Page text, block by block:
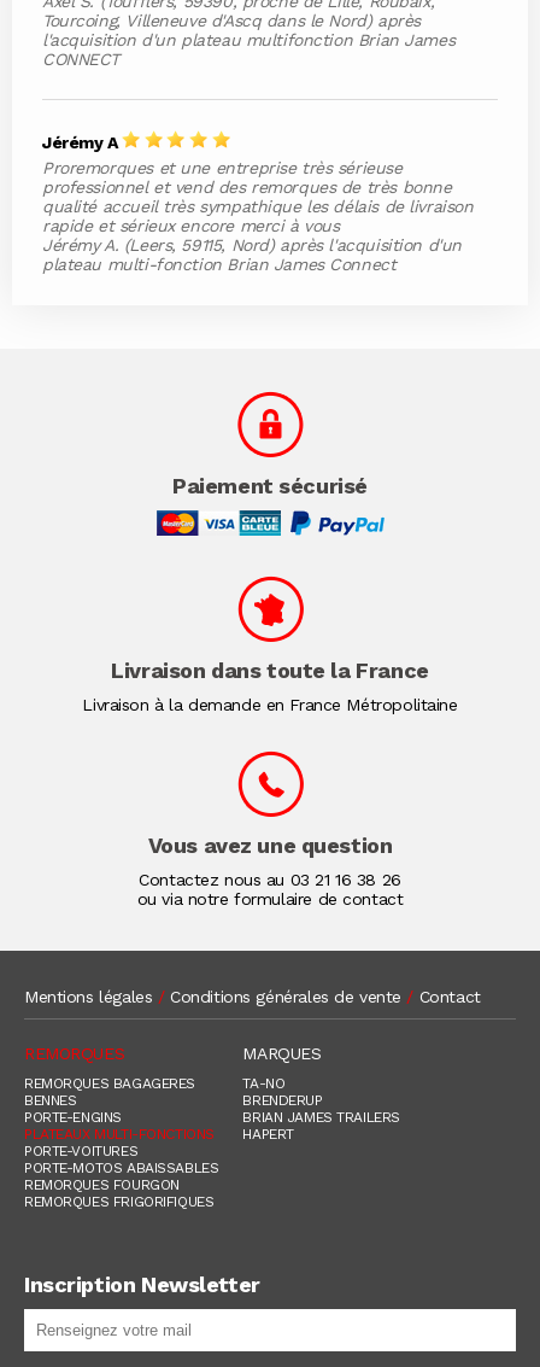
Tourcoing, Villeneuve d'Ascq dans le Nord) après
l'acquisition d'un plateau multifonction Brian James
CONNECT
Jérémy A
Proremorques et une entreprise très sérieuse
professionnel et vend des remorques de très bonne
qualité accueil très sympathique les délais de livraison
rapide et sérieux encore merci à vous
Jérémy A. (Leers, 59115, Nord) après l'acquisition d'un
plateau multi-fonction Brian James Connect
Paiement sécurisé
Livraison dans toute la France
Livraison à la demande en France Métropolitaine
Vous avez une question
Contactez nous au 03 21 16 38 26
ou via notre formulaire de contact
Mentions légales / Conditions générales de vente / Contact
REMORQUES
REMORQUES BAGAGERES
BENNES
PORTE-ENGINS
PLATEAUX MULTI-FONCTIONS
PORTE-VOITURES
PORTE-MOTOS ABAISSABLES
REMORQUES FOURGON
REMORQUES FRIGORIFIQUES
MARQUES
TA-NO
BRENDERUP
BRIAN JAMES TRAILERS
HAPERT
Inscription Newsletter